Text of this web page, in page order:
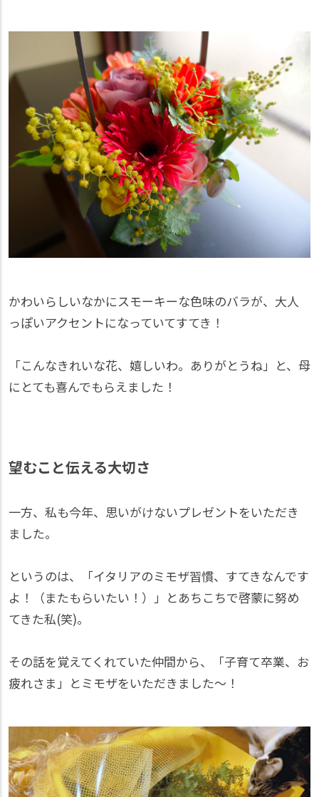
かわいらしいなかにスモーキーな色味のバラが、大人
っぽいアクセントになっていてすてき！
「こんなきれいな花、嬉しいわ。ありがとうね」と、母
にとても喜んでもらえました！
望むこと伝える大切さ
一方、私も今年、思いがけないプレゼントをいただき
ました。
というのは、「イタリアのミモザ習慣、すてきなんです
よ！（またもらいたい！）」とあちこちで啓蒙に努め
てきた私(笑)。
その話を覚えてくれていた仲間から、「子育て卒業、お
疲れさま」とミモザをいただきました～！